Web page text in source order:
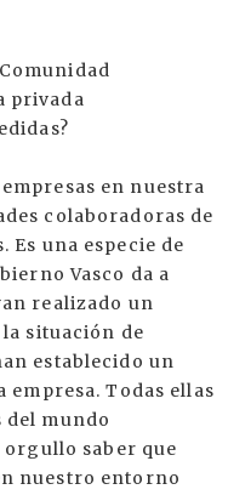
privada
en nuestra
colaboradoras de
una especie de
Vasco da a
realizado un
situación de
establecido un
empresa. Todas ellas
del mundo
saber que
nuestro entorno